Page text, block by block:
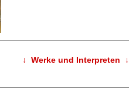
↓ Werke und Interpreten ↓